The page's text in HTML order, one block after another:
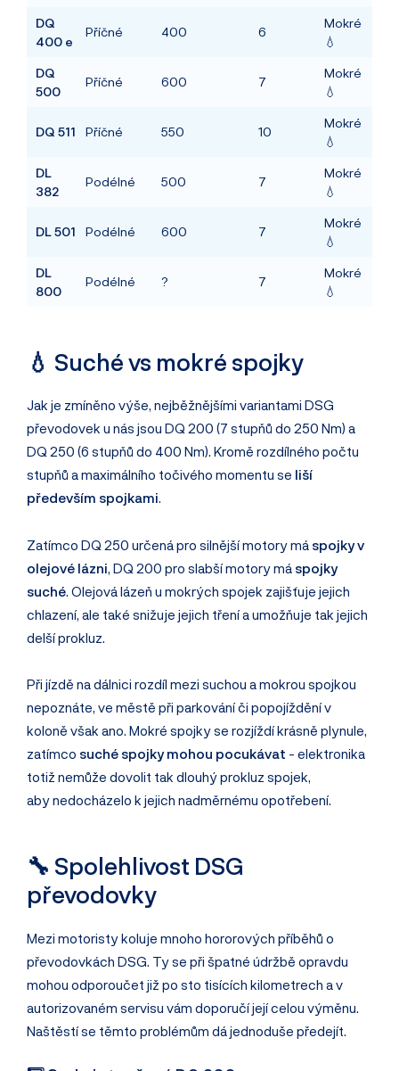
DQ
400 e
Příčné 400 6
Mokré
💧
DQ
500
Příčné 600 7
Mokré
💧
DQ 511 Příčné 550 10
Mokré
💧
DL
382
Podélné 500 7
Mokré
💧
DL 501 Podélné 600 7
Mokré
💧
DL
800
Podélné ? 7
Mokré
💧
💧 Suché vs mokré spojky
Jak je zmíněno výše, nejběžnějšími variantami DSG
převodovek u nás jsou DQ 200 (7 stupňů do 250 Nm) a
DQ 250 (6 stupňů do 400 Nm). Kromě rozdílného počtu
stupňů a maximálního točivého momentu se liší
především spojkami.
Zatímco DQ 250 určená pro silnější motory má spojky v
olejové lázni , DQ 200 pro slabší motory má spojky
suché . Olejová lázeň u mokrých spojek zajišťuje jejich
chlazení, ale také snižuje jejich tření a umožňuje tak jejich
delší prokluz.
Při jízdě na dálnici rozdíl mezi suchou a mokrou spojkou
nepoznáte, ve městě při parkování či popojíždění v
koloně však ano. Mokré spojky se rozjíždí krásně plynule,
zatímco suché spojky mohou pocukávat - elektronika
totiž nemůže dovolit tak dlouhý prokluz spojek,
aby nedocházelo k jejich nadměrnému opotřebení.
🔧 Spolehlivost DSG
převodovky
Mezi motoristy koluje mnoho hororových příběhů o
převodovkách DSG. Ty se při špatné údržbě opravdu
mohou odporoučet již po sto tisících kilometrech a v
autorizovaném servisu vám doporučí její celou výměnu.
Naštěstí se těmto problémům dá jednoduše předejít.